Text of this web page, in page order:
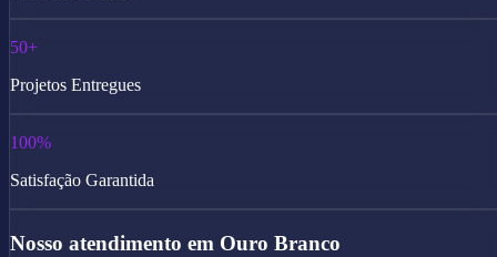
50+
Projetos Entregues
100%
Satisfação Garantida
Nosso atendimento em Ouro Branco